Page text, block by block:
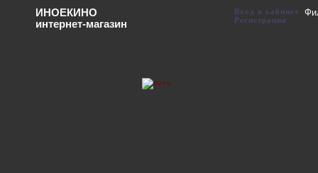
ИНОЕКИНО
интернет-магазин
Вход в кабинет
Регистрация